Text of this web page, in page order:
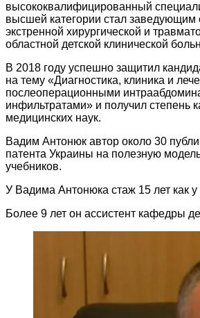
высококвалифицированный
высшей категории стал заведующим
экстренной хирургической и
областной детской клинической
В 2018 году успешно защитил
на тему «Диагностика, клиника и
послеоперационными
инфильтратами» и получил степень
медицинских наук.
Вадим Антонюк автор около 30
патента Украины на полезную
учебников.
У Вадима Антонюка стаж 15 лет как у
Более 9 лет он ассистент кафедры